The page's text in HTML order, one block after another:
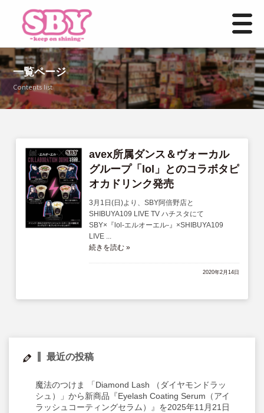
HOME
お知らせ一覧
店舗情報
よくあるご質問
一覧ページ
Contents list
avex所属ダンス＆ヴォーカル
グループ「lol」とのコラボタピ
オカドリンク発売
3月1日(日)より、SBY阿倍野店と
SHIBUYA109 LIVE TV ハチスタにて
SBY×『lol-エルオーエル-』×SHIBUYA109
LIVE ...
続きを読む »
2020年2月14日
最近の投稿
魔法のつけま 「Diamond Lash （ダイヤモンドラッ
シュ）」から新商品『Eyelash Coating Serum（アイ
ラッシュコーティングセラム）』を2025年11月21日